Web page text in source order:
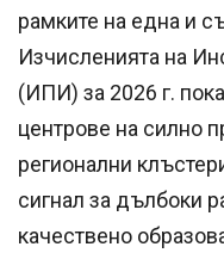
рамките на една и
Изчисленията на
(ИПИ) за 2026 г.
центрове на силно
регионални
сигнал за дълбоки
качествено